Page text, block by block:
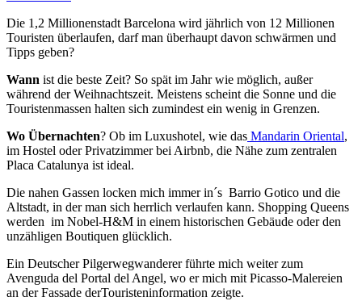
Die 1,2 Millionenstadt Barcelona wird jährlich von 12 Millionen
Touristen überlaufen, darf man überhaupt davon schwärmen und
Tipps geben?
Wann ist die beste Zeit? So spät im Jahr wie möglich, außer
während der Weihnachtszeit. Meistens scheint die Sonne und die
Touristenmassen halten sich zumindest ein wenig in Grenzen.
Wo Übernachten? Ob im Luxushotel, wie das Mandarin Oriental,
im Hostel oder Privatzimmer bei Airbnb, die Nähe zum zentralen
Placa Catalunya ist ideal.
Die nahen Gassen locken mich immer in´s Barrio Gotico und die
Altstadt, in der man sich herrlich verlaufen kann. Shopping Queens
werden im Nobel-H&M in einem historischen Gebäude oder den
unzähligen Boutiquen glücklich.
Ein Deutscher Pilgerwegwanderer führte mich weiter zum
Avenguda del Portal del Angel, wo er mich mit Picasso-Malereien
an der Fassade derTouristeninformation zeigte.